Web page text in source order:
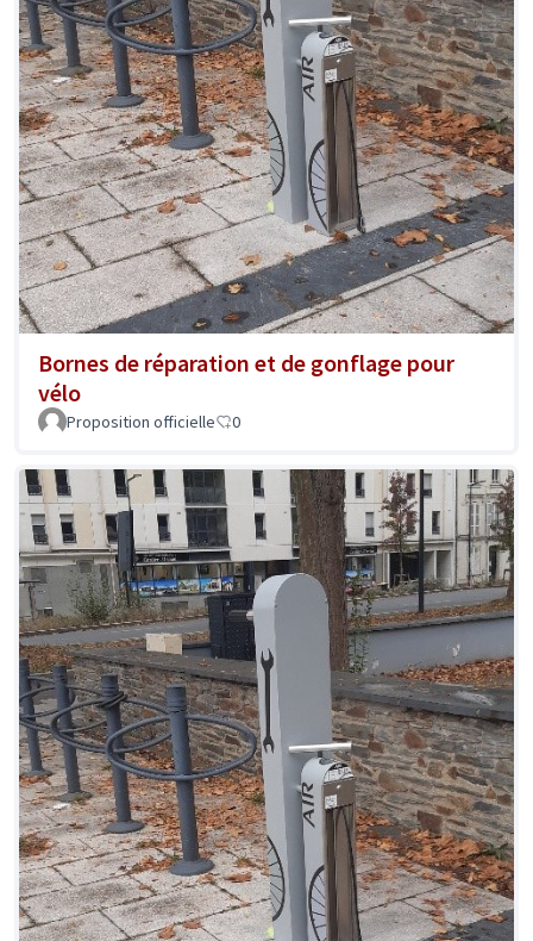
Bornes de réparation et de gonflage pour
vélo
Proposition officielle 0